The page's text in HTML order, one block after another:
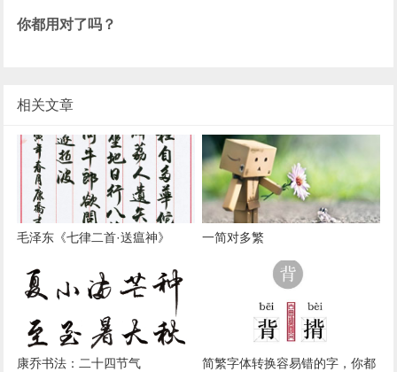
你都用对了吗？
相关文章
毛泽东《七律二首·送瘟神》 一简对多繁
康乔书法：二十四节气 简繁字体转换容易错的字，你都